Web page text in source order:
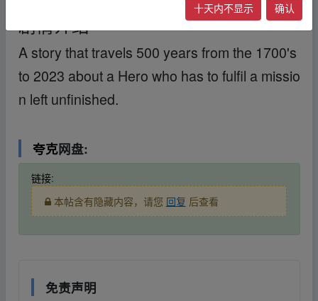
剧情介绍
A story that travels 500 years from the 1700's
to 2023 about a Hero who has to fulfil a missio
n left unfinished.
夸克网盘:
链接:
本帖含有隐藏内容，请您 回复 后查看
免责声明
十天内不显示 确认